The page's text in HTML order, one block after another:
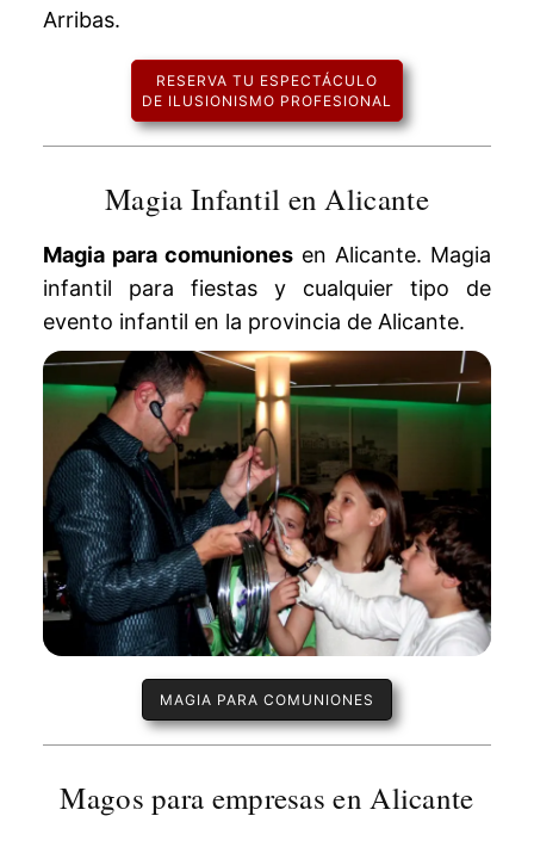
Arribas.
RESERVA TU ESPECTÁCULO
DE ILUSIONISMO PROFESIONAL
Magia Infantil en Alicante
Magia para comunionesen Alicante. Magia
infantil para fiestas y cualquier tipo de
evento infantil en la provincia de Alicante.
MAGIA PARA COMUNIONES
Magos para empresas en Alicante